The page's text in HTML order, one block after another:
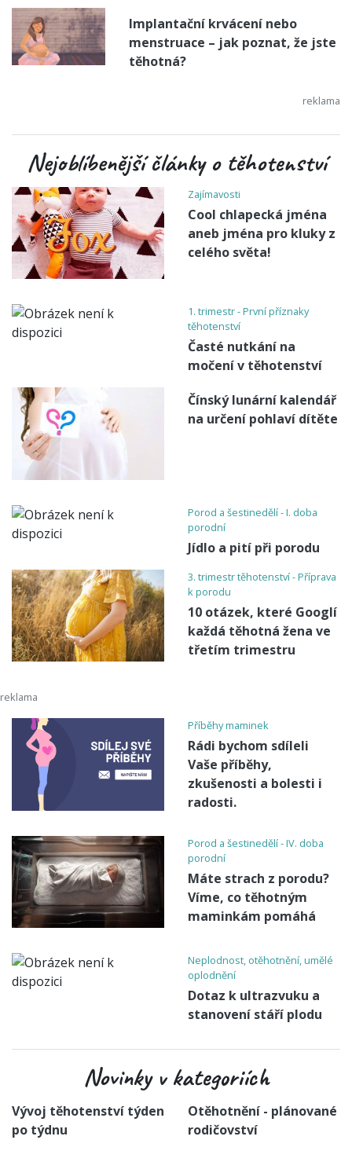
Implantační krvácení nebo
menstruace – jak poznat, že jste
těhotná?
Nejoblíbenější články o těhotenství
Zajímavosti
Cool chlapecká jména
aneb jména pro kluky z
celého světa!
1. trimestr - První příznaky
těhotenství
Časté nutkání na
močení v těhotenství
Čínský lunární kalendář
na určení pohlaví dítěte
Porod a šestinedělí - I. doba
porodní
Jídlo a pití při porodu
3. trimestr těhotenství - Příprava
k porodu
10 otázek, které Googlí
každá těhotná žena ve
třetím trimestru
Příběhy maminek
Rádi bychom sdíleli
Vaše příběhy,
zkušenosti a bolesti i
radosti.
Porod a šestinedělí - IV. doba
porodní
Máte strach z porodu?
Víme, co těhotným
maminkám pomáhá
Neplodnost, otěhotnění, umělé
oplodnění
Dotaz k ultrazvuku a
stanovení stáří plodu
Novinky v kategoriích
Vývoj těhotenství týden
po týdnu
Otěhotnění - plánované
rodičovství